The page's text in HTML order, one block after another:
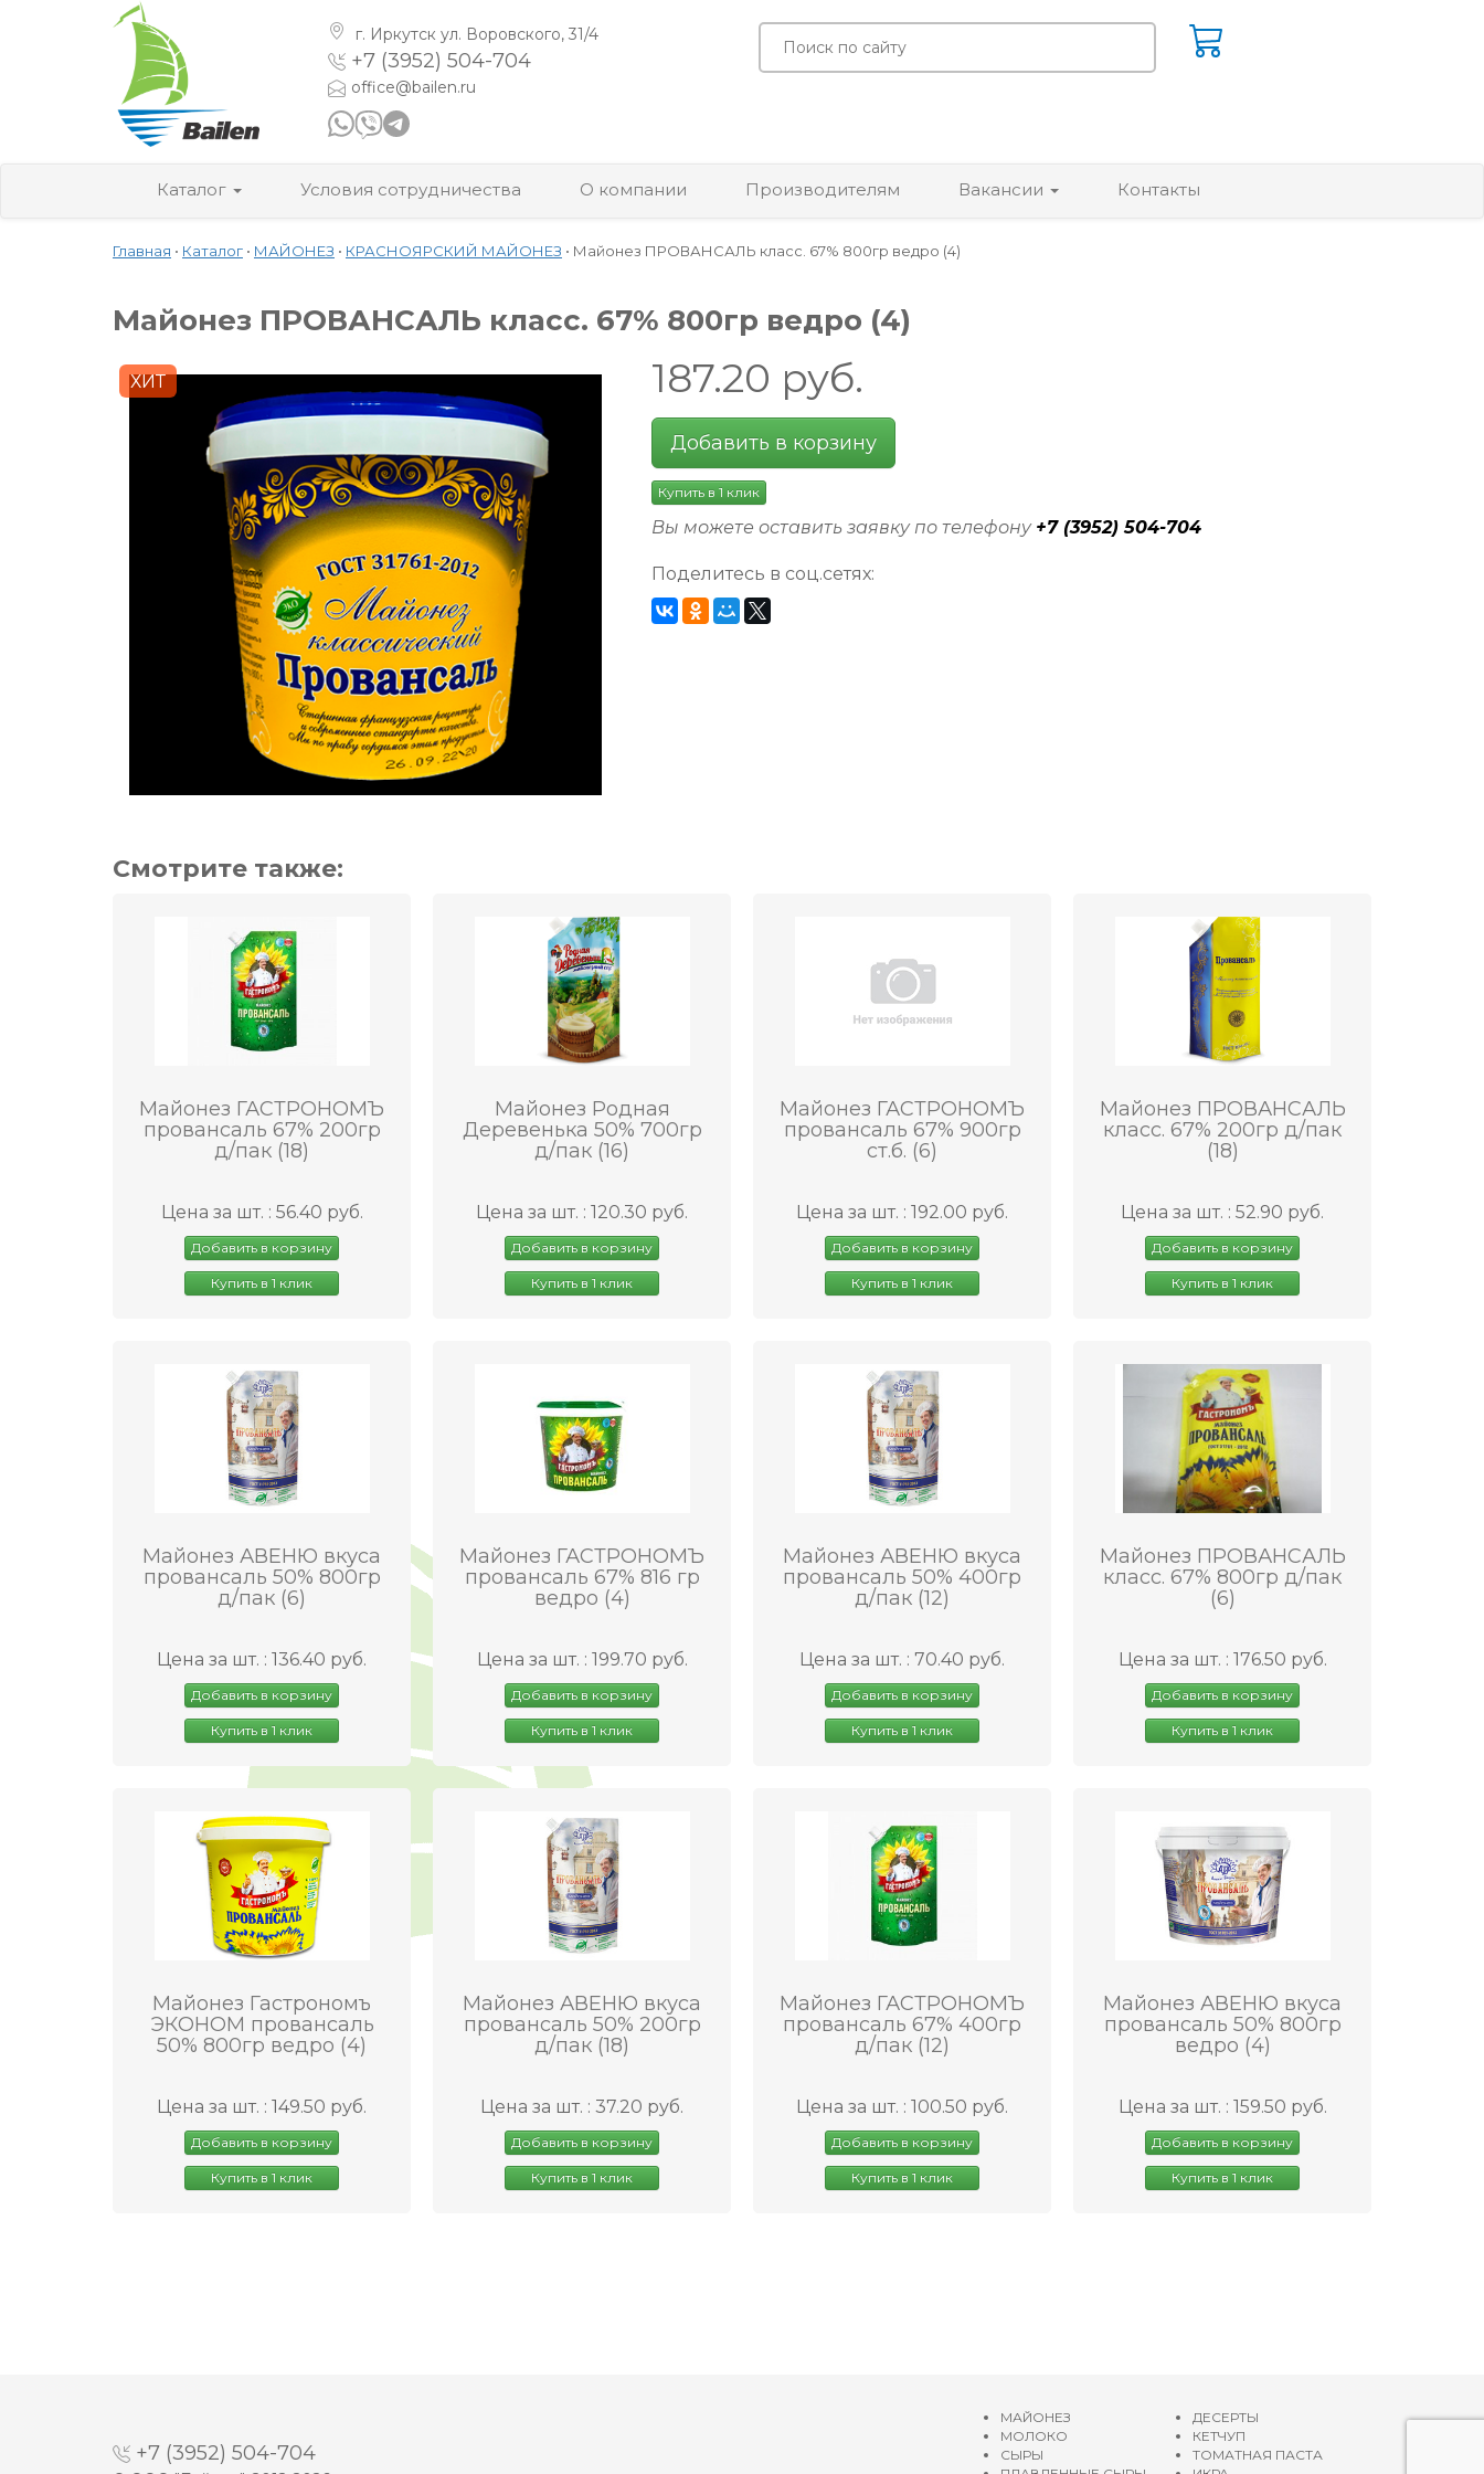
г. Иркутск ул. Воровского, 31/4
+7 (3952) 504-704
office@bailen.ru
Каталог Условия сотрудничества О компании Производителям Вакансии Контакты
Главная • Каталог • МАЙОНЕЗ • КРАСНОЯРСКИЙ МАЙОНЕЗ • Майонез ПРОВАНСАЛЬ класс. 67% 800гр ведро (4)
Майонез ПРОВАНСАЛЬ класс. 67% 800гр ведро (4)
ХИТ 187.20 руб.
Добавить в корзину
Купить в 1 клик
Вы можете оставить заявку по телефону +7 (3952) 504-704
Поделитесь в соц.сетях:
Смотрите также:
Майонез ГАСТРОНОМЪ
провансаль 67% 200гр
д/пак (18)
Цена за шт. : 56.40 руб.
Добавить в корзину
Купить в 1 клик
Майонез Родная
Деревенька 50% 700гр
д/пак (16)
Цена за шт. : 120.30 руб.
Добавить в корзину
Купить в 1 клик
Майонез ГАСТРОНОМЪ
провансаль 67% 900гр
ст.б. (6)
Цена за шт. : 192.00 руб.
Добавить в корзину
Купить в 1 клик
Майонез ПРОВАНСАЛЬ
класс. 67% 200гр д/пак
(18)
Цена за шт. : 52.90 руб.
Добавить в корзину
Купить в 1 клик
Майонез АВЕНЮ вкуса
провансаль 50% 800гр
д/пак (6)
Цена за шт. : 136.40 руб.
Добавить в корзину
Купить в 1 клик
Майонез ГАСТРОНОМЪ
провансаль 67% 816 гр
ведро (4)
Цена за шт. : 199.70 руб.
Добавить в корзину
Купить в 1 клик
Майонез АВЕНЮ вкуса
провансаль 50% 400гр
д/пак (12)
Цена за шт. : 70.40 руб.
Добавить в корзину
Купить в 1 клик
Майонез ПРОВАНСАЛЬ
класс. 67% 800гр д/пак
(6)
Цена за шт. : 176.50 руб.
Добавить в корзину
Купить в 1 клик
Майонез Гастрономъ
ЭКОНОМ провансаль
50% 800гр ведро (4)
Цена за шт. : 149.50 руб.
Добавить в корзину
Купить в 1 клик
Майонез АВЕНЮ вкуса
провансаль 50% 200гр
д/пак (18)
Цена за шт. : 37.20 руб.
Добавить в корзину
Купить в 1 клик
Майонез ГАСТРОНОМЪ
провансаль 67% 400гр
д/пак (12)
Цена за шт. : 100.50 руб.
Добавить в корзину
Купить в 1 клик
Майонез АВЕНЮ вкуса
провансаль 50% 800гр
ведро (4)
Цена за шт. : 159.50 руб.
Добавить в корзину
Купить в 1 клик
+7 (3952) 504-704
МАЙОНЕЗ
МОЛОКО
СЫРЫ
ДЕСЕРТЫ
КЕТЧУП
ТОМАТНАЯ ПАСТА